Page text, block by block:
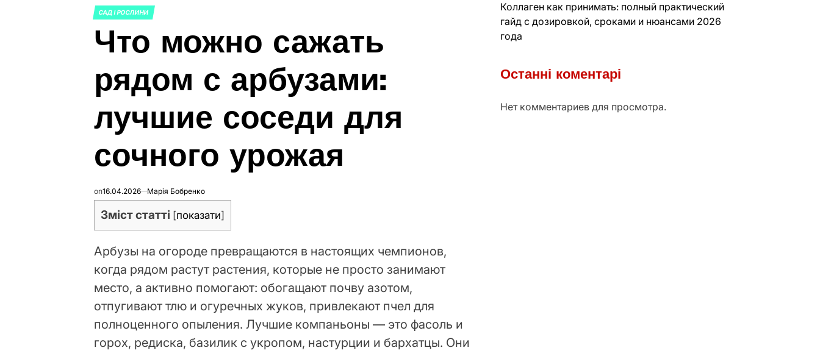
ОПУБЛИКОВАНО
САД І РОСЛИНИ
Что можно сажать
рядом с арбузами:
лучшие соседи для
сочного урожая
on16.04.2026 Марія Бобренко
Зміст статті [показати]
Арбузы на огороде превращаются в настоящих чемпионов,
когда рядом растут растения, которые не просто занимают
место, а активно помогают: обогащают почву азотом,
отпугивают тлю и огуречных жуков, привлекают пчел для
полноценного опыления. Лучшие компаньоны — это фасоль и
горох, редиска, базилик с укропом, настурции и бархатцы. Они
Коллаген как принимать: полный практический
гайд с дозировкой, сроками и нюансами 2026
года
Останні коментарі
Нет комментариев для просмотра.